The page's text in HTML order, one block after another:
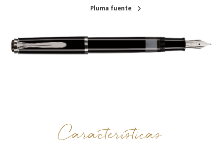
Pluma fuente
Características